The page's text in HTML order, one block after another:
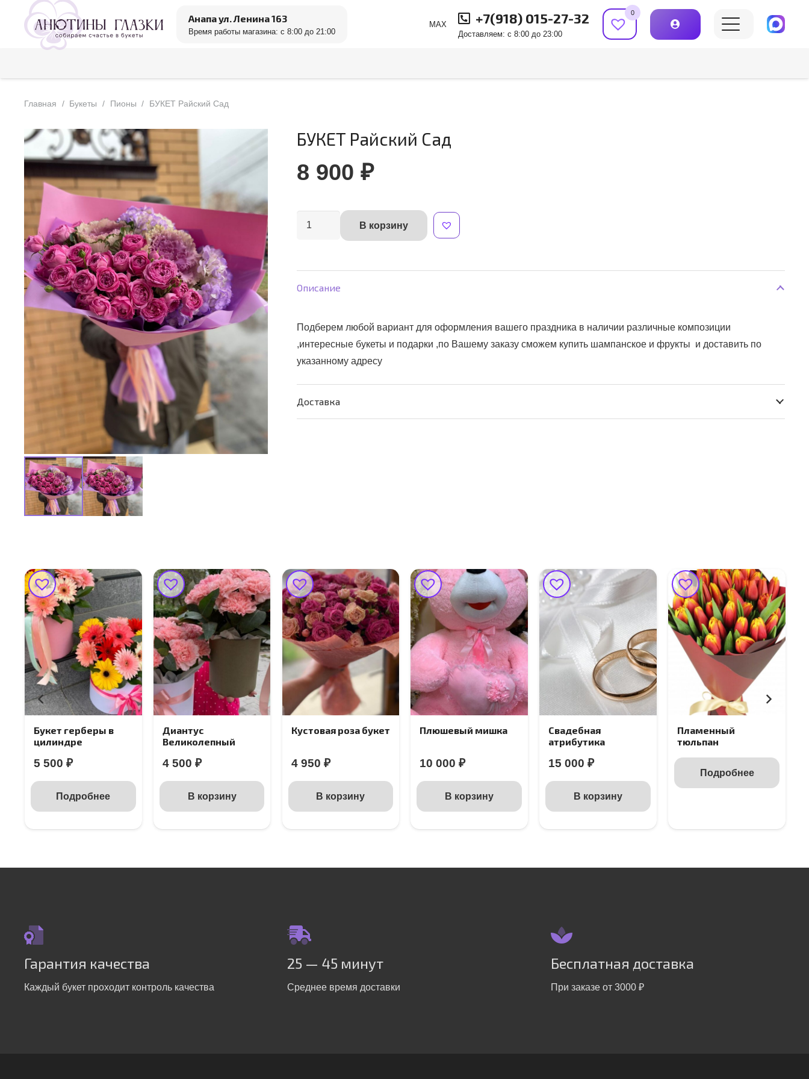
Анапа ул. Ленина 163
Время работы магазина: с 8:00 до 21:00
MAX +7(918) 015-27-32
Доставляем: с 8:00 до 23:00
0
Главная / Букеты / Пионы / БУКЕТ Райский Сад
БУКЕТ Райский Сад
8 900₽
Количество
Райский
Сад
В корзину
Alternative:
Описание
Подберем любой вариант для оформления вашего праздника в наличии различные композиции
,интересные букеты и подарки ,по Вашему заказу сможем купить шампанское и фрукты и доставить по
указанному адресу
Доставка
Букет герберы в
цилиндре
5 500 ₽
Подробнее
Диантус
Великолепный
4 500 ₽
В корзину
Кустовая роза букет
4 950 ₽
В корзину
Плюшевый мишка
10 000₽
В корзину
Свадебная
атрибутика
15 000₽
В корзину
Пламенный
тюльпан
Подробнее
Гарантия качества
Каждый букет проходит контроль качества
25 — 45 минут
Среднее время доставки
Бесплатная доставка
При заказе от 3000 ₽